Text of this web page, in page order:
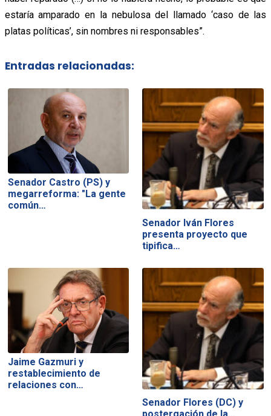
estaría amparado en la nebulosa del llamado ‘caso de las
platas políticas’, sin nombres ni responsables”.
Entradas relacionadas:
Senador Castro (PS) y
megarreforma: "La gente
común…
Senador Iván Flores
presenta proyecto que
tipifica…
Jaime Gazmuri y
restablecimiento de
relaciones con…
Senador Flores (DC) y